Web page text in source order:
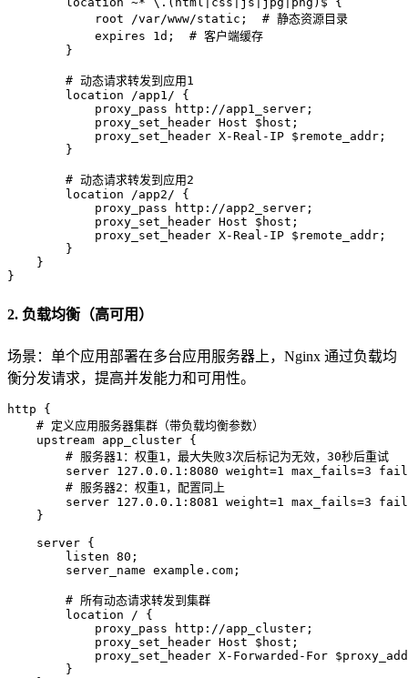
            root /var/www/static;  # 静态资源目录
            expires 1d;  # 客户端缓存
        }
        # 动态请求转发到应用1
        location /app1/ {
            proxy_pass http://app1_server;
            proxy_set_header Host $host;
            proxy_set_header X-Real-IP $remote_addr;
        }
        # 动态请求转发到应用2
        location /app2/ {
            proxy_pass http://app2_server;
            proxy_set_header Host $host;
            proxy_set_header X-Real-IP $remote_addr;
        }
    }
}
2. 负载均衡（高可用）
场景：单个应用部署在多台应用服务器上，Nginx 通过负载均
衡分发请求，提高并发能力和可用性。
http {
    # 定义应用服务器集群（带负载均衡参数）
    upstream app_cluster {
        # 服务器1：权重1，最大失败3次后标记为无效，30秒后重试
server 127.0.0.1:8080 weight=1 max_fails=3
        # 服务器2：权重1，配置同上
server 127.0.0.1:8081 weight=1 max_fails=3
    }
    server {
        listen 80;
        server_name example.com;
        # 所有动态请求转发到集群
        location / {
            proxy_pass http://app_cluster;
            proxy_set_header Host $host;
proxy_set_header X-Forwarded-For
        }